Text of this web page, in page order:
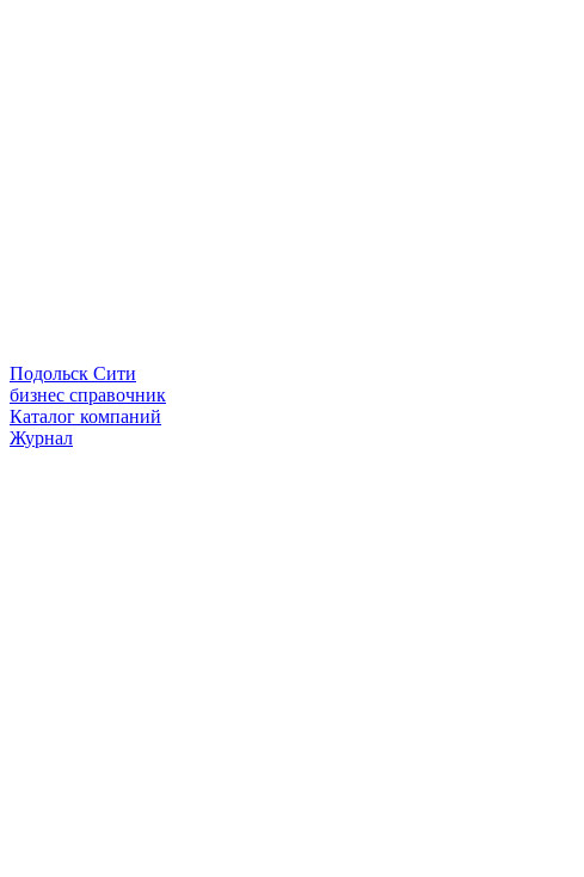
Подольск Сити
бизнес справочник
Каталог компаний
Журнал